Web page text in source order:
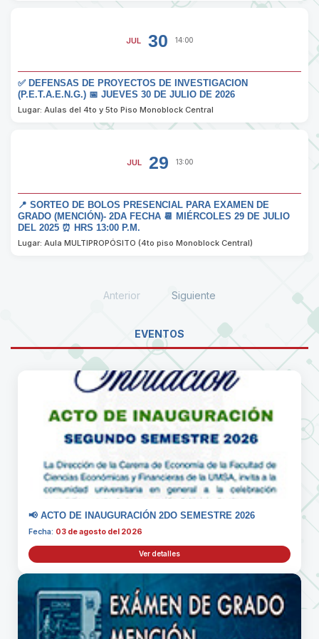
JUL 30 14:00
✅ DEFENSAS DE PROYECTOS DE INVESTIGACION
(P.E.T.A.E.N.G.) 📅 JUEVES 30 DE JULIO DE 2026
Lugar: Aulas del 4to y 5to Piso Monoblock Central
JUL 29 13:00
📍 SORTEO DE BOLOS PRESENCIAL PARA EXAMEN DE
GRADO (MENCIÓN)- 2DA FECHA 📆 MIÉRCOLES 29 DE JULIO
DEL 2025 ⏰ HRS 13:00 P.M.
Lugar: Aula MULTIPROPÓSITO (4to piso Monoblock Central)
Anterior Siguiente
EVENTOS
📢 ACTO DE INAUGURACIÓN 2DO SEMESTRE 2026
Fecha: 03 de agosto del 2026
Ver detalles